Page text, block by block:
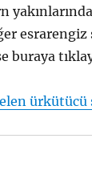
esrarengiz
buraya
ürkütücü